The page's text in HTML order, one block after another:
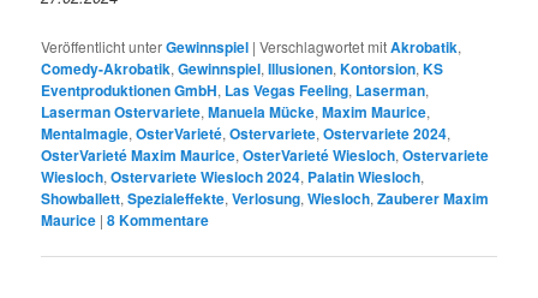
Veröffentlicht unterGewinnspiel |Verschlagwortet mitAkrobatik,
Comedy-Akrobatik,Gewinnspiel,Illusionen,Kontorsion,KS
Eventproduktionen GmbH, Las Vegas Feeling, Laserman,
Laserman Ostervariete,Manuela Mücke,Maxim Maurice,
Mentalmagie,OsterVarieté,Ostervariete,Ostervariete 2024,
OsterVarieté Maxim Maurice,OsterVarieté Wiesloch,Ostervariete
Wiesloch,Ostervariete Wiesloch 2024, Palatin Wiesloch,
Showballett,Spezialeffekte,Verlosung,Wiesloch,Zauberer Maxim
Maurice |8Kommentare